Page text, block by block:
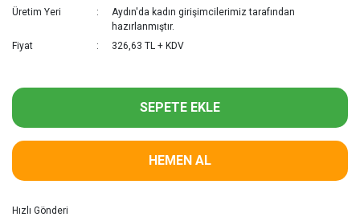
Üretim Yeri
Aydın'da kadın girişimcilerimiz tarafından
hazırlanmıştır.
Fiyat
326,63 TL + KDV
SEPETE EKLE
HEMEN AL
Hızlı Gönderi